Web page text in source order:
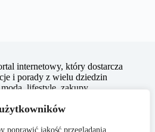
jakość przeglądania,
internetowy, który dostarcza
i porady z wielu dziedzin
lifestyle, zakupy,
świadomych